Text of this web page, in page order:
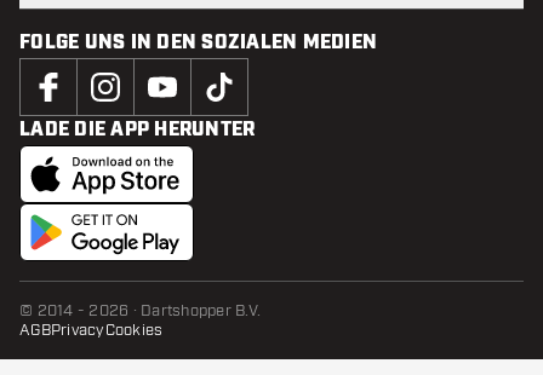
FOLGE UNS IN DEN SOZIALEN MEDIEN
LADE DIE APP HERUNTER
© 2014 - 2026 · Dartshopper B.V.
AGBPrivacyCookies